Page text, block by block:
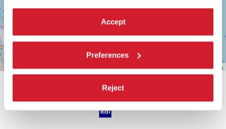
Accept
Preferences
Reject
Leaflet| ©OpenStreetMapcontributors